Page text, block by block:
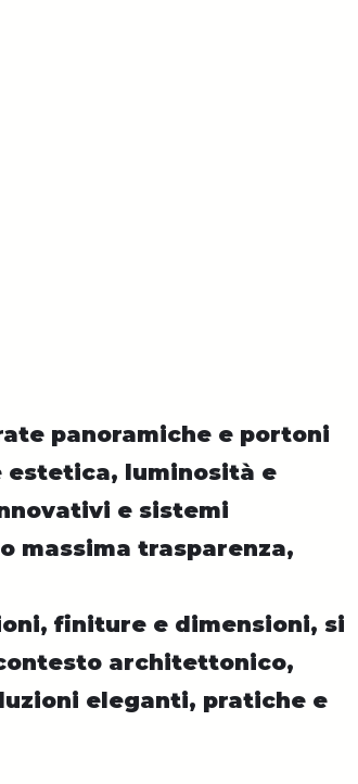
panoramiche e portoni
estetica, luminosità e
e sistemi
massima trasparenza,
finiture e dimensioni, si
architettonico,
eleganti, pratiche e